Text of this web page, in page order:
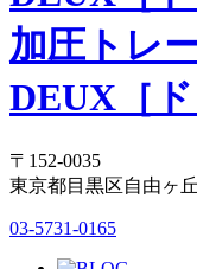
加圧トレ
DEUX［ド
〒152-0035
東京都目黒区自由ヶ
03-5731-0165